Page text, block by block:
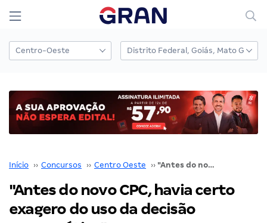
Início ›› Concursos ›› Centro Oeste ›› "Antes do novo CPC, havia certo exagero do uso da decisão monocrática"
"Antes do novo CPC, havia certo
exagero do uso da decisão